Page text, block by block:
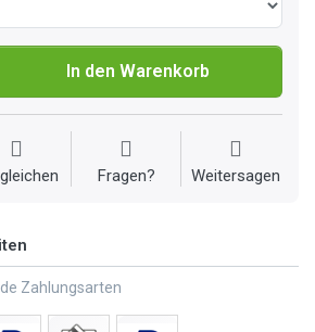
In den Warenkorb
Fragen? Weitersagen
Zahlungsarten